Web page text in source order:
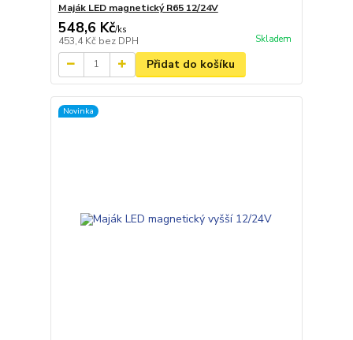
Maják LED magnetický R65 12/24V
548,6 Kč/ks
453,4 Kč bez DPH Skladem
Přidat do košíku
Novinka